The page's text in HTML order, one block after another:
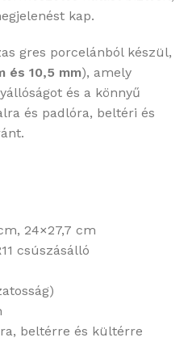
kap.
gres porcelánból készül,
és 10,5 mm), amely
és a könnyű
és padlóra, beltéri és
24×27,7 cm
csúszásálló
beltérre és kültérre